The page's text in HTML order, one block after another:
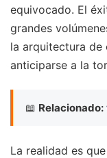
equivocado. El
grandes
la arquitectura
anticiparse a la
📖 Relacionado:
La realidad es